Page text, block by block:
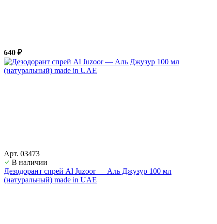
640 ₽
Арт. 03473
В наличии
Дезодорант спрей Al Juzoor — Аль Джузур 100 мл
(натуральный) made in UAE